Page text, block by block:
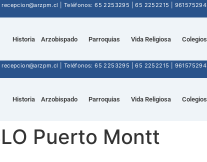
| Teléfonos: 65 2253295 | 65 2252215 | 961575294
Historia Arzobispado Parroquias Vida Religiosa Colegios
| Teléfonos: 65 2253295 | 65 2252215 | 961575294
Historia Arzobispado Parroquias Vida Religiosa Colegios
Puerto Montt